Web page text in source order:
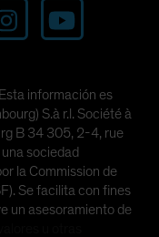
información es
S.à r.l. Société à
B 34 305, 2-4, rue
sociedad
la Commission de
Se facilita con fines
un asesoramiento de